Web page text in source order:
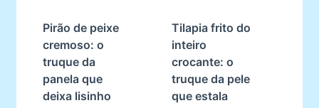
Pirão de peixe
cremoso: o
truque da
panela que
deixa lisinho
Tilapia frito do
inteiro
crocante: o
truque da pele
que estala